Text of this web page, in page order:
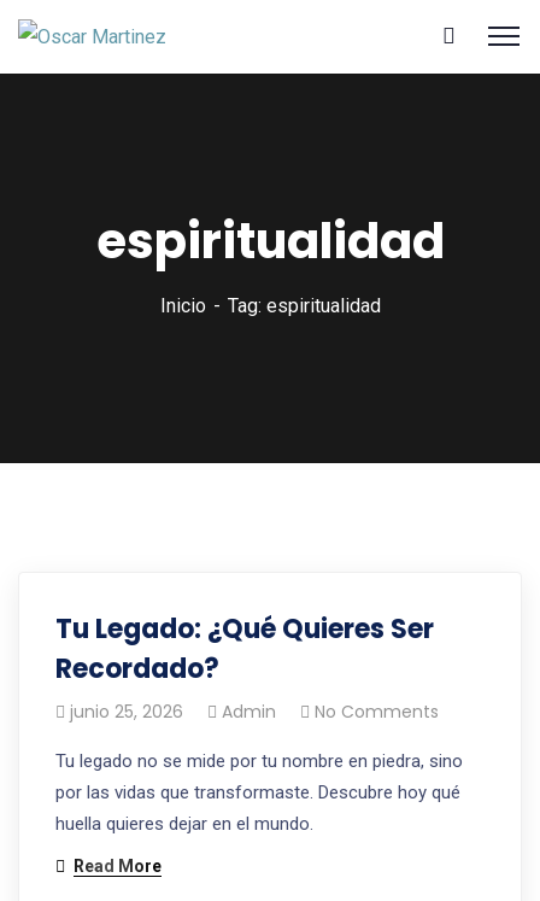
espiritualidad
Inicio Tag: espiritualidad
Tu Legado: ¿Qué Quieres Ser
Recordado?
junio 25, 2026 Admin No Comments
Tu legado no se mide por tu nombre en piedra, sino
por las vidas que transformaste. Descubre hoy qué
huella quieres dejar en el mundo.
Read More